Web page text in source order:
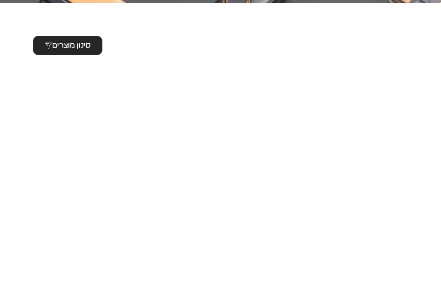
סינון מוצרים